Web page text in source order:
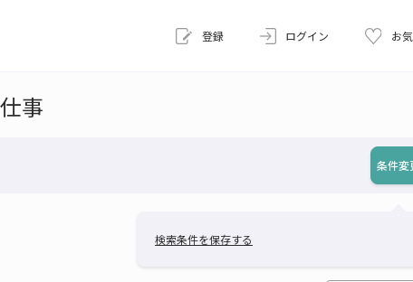
登録 ログイン お
事
条件変
検索条件を保存する